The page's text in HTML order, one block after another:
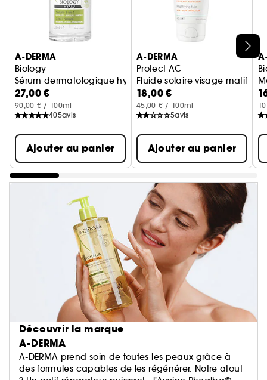
Ignorer le carrousel produits
A-DERMA
Biology
Sérum dermatologique hydratant Peaux Fragiles
27,00 €
90,00 € / 100ml
405avis
Ajouter au panier
A-DERMA
Protect AC
Fluide solaire visage matifiant
18,00 €
45,00 € / 100ml
5avis
Ajouter au panier
Découvrir la marque
A-DERMA
A-DERMA prend soin de toutes les peaux grâce à
des formules capables de les régénérer. Notre atout